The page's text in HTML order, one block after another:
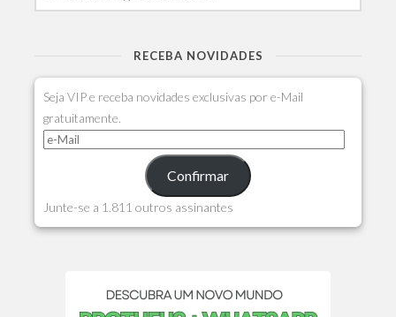
RECEBA NOVIDADES
Seja VIP e receba novidades exclusivas por e-Mail
gratuitamente.
Confirmar
Junte-se a 1.811 outros assinantes